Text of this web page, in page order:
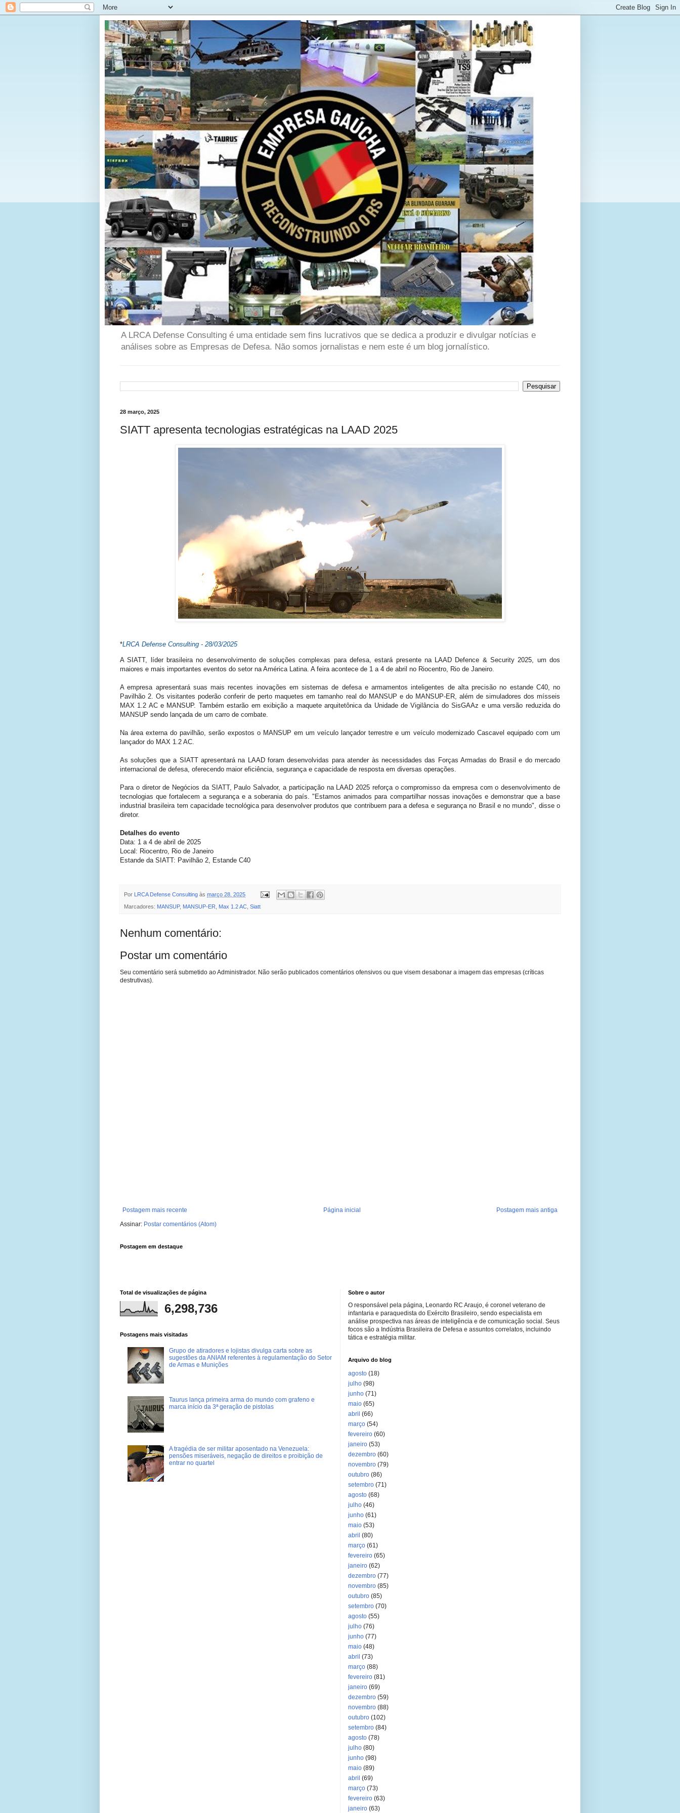
A LRCA Defense Consulting é uma entidade sem fins lucrativos que se dedica a produzir e divulgar notícias e
análises sobre as Empresas de Defesa. Não somos jornalistas e nem este é um blog jornalístico.
28 março, 2025
SIATT apresenta tecnologias estratégicas na LAAD 2025
*LRCA Defense Consulting - 28/03/2025
A SIATT, líder brasileira no desenvolvimento de soluções complexas para defesa, estará presente na LAAD Defence & Security 2025, um dos
maiores e mais importantes eventos do setor na América Latina. A feira acontece de 1 a 4 de abril no Riocentro, Rio de Janeiro.
A empresa apresentará suas mais recentes inovações em sistemas de defesa e armamentos inteligentes de alta precisão no estande C40, no
Pavilhão 2. Os visitantes poderão conferir de perto maquetes em tamanho real do MANSUP e do MANSUP-ER, além de simuladores dos mísseis
MAX 1.2 AC e MANSUP. Também estarão em exibição a maquete arquitetônica da Unidade de Vigilância do SisGAAz e uma versão reduzida do
MANSUP sendo lançada de um carro de combate.
Na área externa do pavilhão, serão expostos o MANSUP em um veículo lançador terrestre e um veículo modernizado Cascavel equipado com um
lançador do MAX 1.2 AC.
As soluções que a SIATT apresentará na LAAD foram desenvolvidas para atender às necessidades das Forças Armadas do Brasil e do mercado
internacional de defesa, oferecendo maior eficiência, segurança e capacidade de resposta em diversas operações.
Para o diretor de Negócios da SIATT, Paulo Salvador, a participação na LAAD 2025 reforça o compromisso da empresa com o desenvolvimento de
tecnologias que fortalecem a segurança e a soberania do país. "Estamos animados para compartilhar nossas inovações e demonstrar que a base
industrial brasileira tem capacidade tecnológica para desenvolver produtos que contribuem para a defesa e segurança no Brasil e no mundo", disse o
diretor.
Detalhes do evento
Data: 1 a 4 de abril de 2025
Local: Riocentro, Rio de Janeiro
Estande da SIATT: Pavilhão 2, Estande C40
Por LRCA Defense Consulting às março 28, 2025
Marcadores: MANSUP, MANSUP-ER Max 1.2 AC Siatt
Nenhum comentário:
Postar um comentário
Seu comentário será submetido ao Administrador. Não serão publicados comentários ofensivos ou que visem desabonar a imagem das empresas (críticas
destrutivas).
Postagem mais recente Postagem mais antiga
Página inicial
Assinar: Postar comentários (Atom)
Postagem em destaque
Total de visualizações de página
6,298,736
Postagens mais visitadas
Grupo de atiradores e lojistas divulga carta sobre as
sugestões da ANIAM referentes à regulamentação do Setor
de Armas e Munições
Taurus lança primeira arma do mundo com grafeno e
marca início da 3ª geração de pistolas
A tragédia de ser militar aposentado na Venezuela:
pensões miseráveis, negação de direitos e proibição de
entrar no quartel
Sobre o autor
O responsável pela página, Leonardo RC Araujo, é coronel veterano de
infantaria e paraquedista do Exército Brasileiro, sendo especialista em
análise prospectiva nas áreas de inteligência e de comunicação social. Seus
focos são a Indústria Brasileira de Defesa e assuntos correlatos, incluindo
tática e estratégia militar.
Arquivo do blog
agosto (18)
julho (98)
junho (71)
maio (65)
abril (66)
março (54)
fevereiro (60)
janeiro (53)
dezembro (60)
novembro (79)
outubro (86)
setembro (71)
agosto (68)
julho (46)
junho (61)
maio (53)
abril (80)
março (61)
fevereiro (65)
janeiro (62)
dezembro (77)
novembro (85)
outubro (85)
setembro (70)
agosto (55)
julho (76)
junho (77)
maio (48)
abril (73)
março (88)
fevereiro (81)
janeiro (69)
dezembro (59)
novembro (88)
outubro (102)
setembro (84)
agosto (78)
julho (80)
junho (98)
maio (89)
abril (69)
março (73)
fevereiro (63)
janeiro (63)